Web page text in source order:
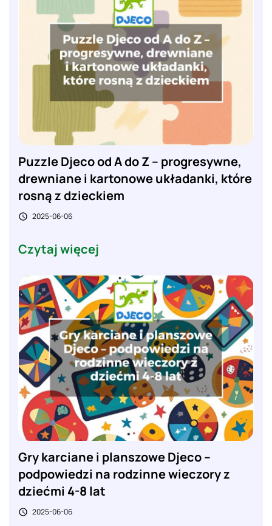
Puzzle Djeco od A do Z – progresywne,
drewniane i kartonowe układanki, które
rosną z dzieckiem
 2025-06-06
Czytaj więcej
Gry karciane i planszowe Djeco –
podpowiedzi na rodzinne wieczory z
dziećmi 4-8 lat
 2025-06-06